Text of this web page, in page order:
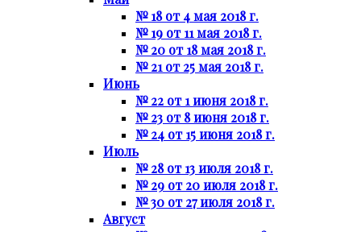
№ 18 от 4 мая 2018 г.
№ 19 от 11 мая 2018 г.
№ 20 от 18 мая 2018 г.
№ 21 от 25 мая 2018 г.
Июнь
№ 22 от 1 июня 2018 г.
№ 23 от 8 июня 2018 г.
№ 24 от 15 июня 2018 г.
Июль
№ 28 от 13 июля 2018 г.
№ 29 от 20 июля 2018 г.
№ 30 от 27 июля 2018 г.
Август